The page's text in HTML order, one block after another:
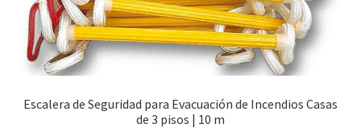
Escalera de Seguridad para Evacuación de Incendios Casas
de 3 pisos | 10 m